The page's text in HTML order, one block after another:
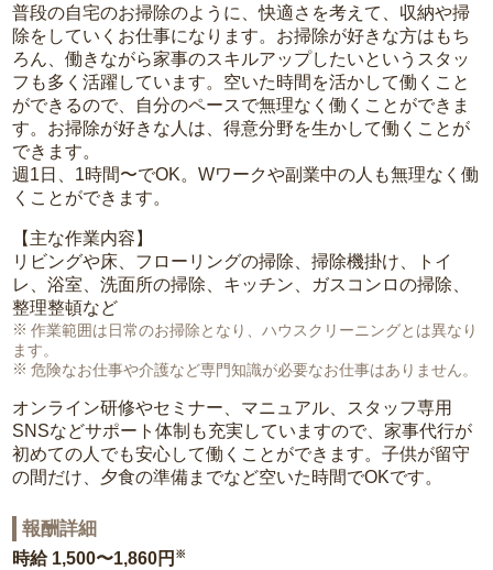
普段の自宅のお掃除のように、快適さを考えて、収納や掃
除をしていくお仕事になります。お掃除が好きな方はもち
ろん、働きながら家事のスキルアップしたいというスタッ
フも多く活躍しています。空いた時間を活かして働くこと
ができるので、自分のペースで無理なく働くことができま
す。お掃除が好きな人は、得意分野を生かして働くことが
できます。
週1日、1時間〜でOK。Wワークや副業中の人も無理なく働
くことができます。
【主な作業内容】
リビングや床、フローリングの掃除、掃除機掛け、トイ
レ、浴室、洗面所の掃除、キッチン、ガスコンロの掃除、
整理整頓など
作業範囲は日常のお掃除となり、ハウスクリーニングとは異なり
ます。
危険なお仕事や介護など専門知識が必要なお仕事はありません。
オンライン研修やセミナー、マニュアル、スタッフ専用
SNSなどサポート体制も充実していますので、家事代行が
初めての人でも安心して働くことができます。子供が留守
の間だけ、夕食の準備までなど空いた時間でOKです。
報酬詳細
時給 1,500〜1,860円 ※